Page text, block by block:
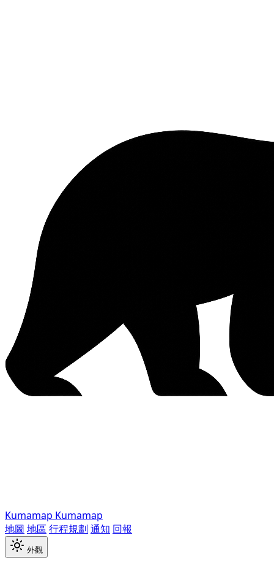
Kumamap Kumamap
地圖 地區 行程規劃 通知 回報
外觀